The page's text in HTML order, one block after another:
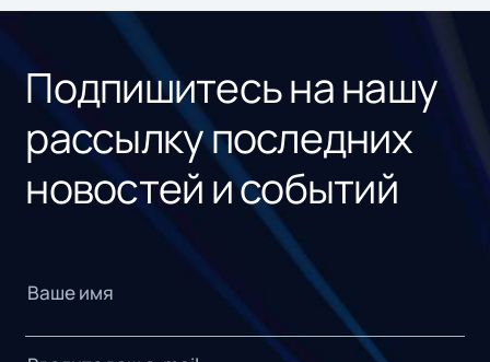
Подпишитесь на нашу
рассылку последних
новостей и событий